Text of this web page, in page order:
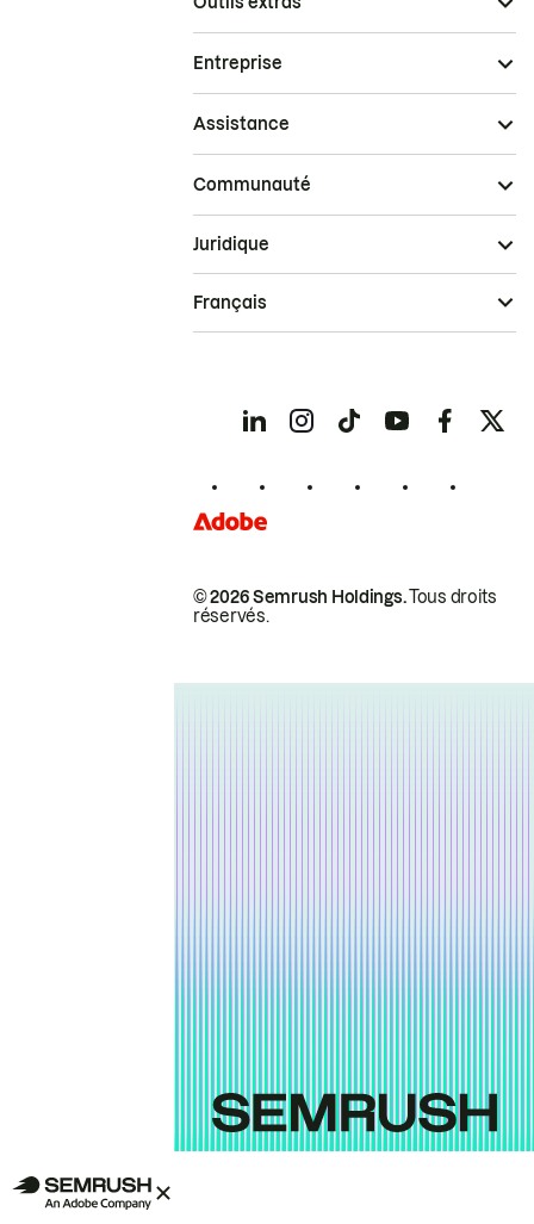
Entreprise
Assistance
Communauté
© 2026 Semrush Holdings.Tous droits
réservés.
Juridique
Français